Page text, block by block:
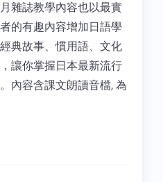
雜誌教學內容也以最實
的有趣內容增加日語學
典故事、慣用語、文化
讓你掌握日本最新流行
內容含課文朗讀音檔, 為